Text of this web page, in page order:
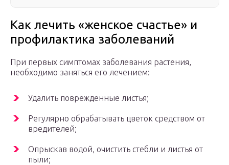
Как лечить «женское счастье» и
профилактика заболеваний
При первых симптомах заболевания растения,
необходимо заняться его лечением:
Удалить поврежденные листья;
Регулярно обрабатывать цветок средством от
вредителей;
Опрыскав водой, очистить стебли и листья от
пыли;